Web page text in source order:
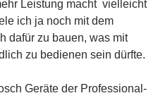
Leistung macht vielleicht
ich ja noch mit dem
dafür zu bauen, was mit
zu bedienen sein dürfte.
Geräte der Professional-